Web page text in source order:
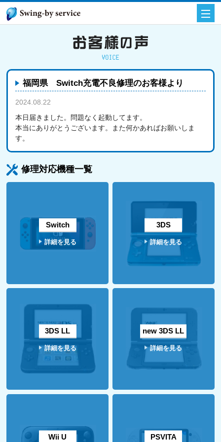
福岡県 Switch充電不良修理のお客様より
2024.08.22
本日届きました。問題なく起動してます。
本当にありがとうございます。また何かあればお願いしま
す。
修理対応機種一覧
Switch
詳細を見る
3DS
詳細を見る
3DS LL
詳細を見る
new 3DS LL
詳細を見る
Wii U PSVITA